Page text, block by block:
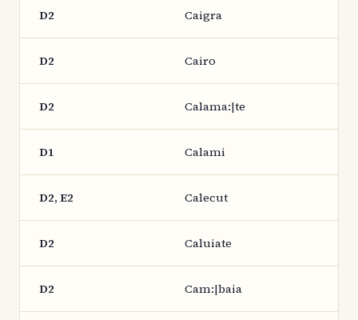
D2 Caigra
D2 Cairo
D2 Calama:|te
D1 Calami
D2, E2 Calecut
D2 Caluiate
D2 Cam:|baia